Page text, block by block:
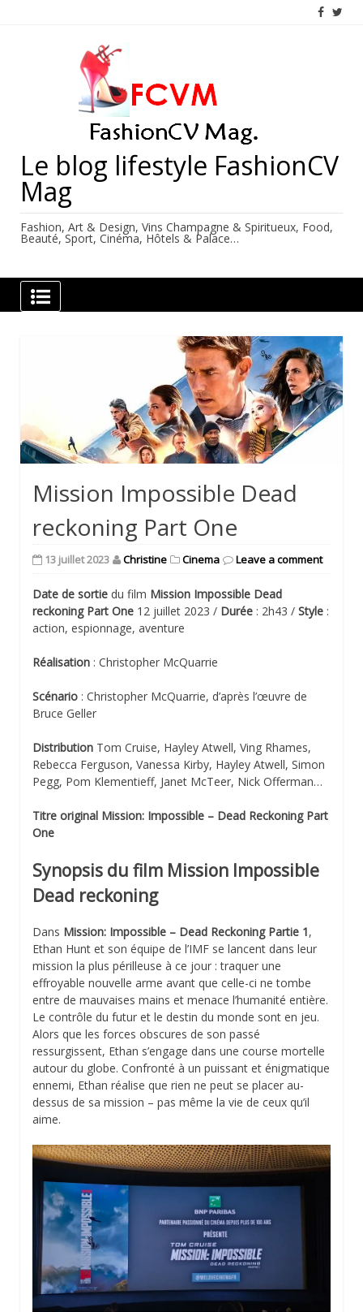
Le blog lifestyle FashionCV
Mag
Fashion, Art & Design, Vins Champagne & Spiritueux, Food,
Beauté, Sport, Cinéma, Hôtels & Palace…
Mission Impossible Dead
reckoning Part One
13 juillet 2023 Christine Cinema Leave a comment
Date de sortie du film Mission Impossible Dead
reckoning Part One 12 juillet 2023 / Durée : 2h43 / Style :
action, espionnage, aventure
Réalisation : Christopher McQuarrie
Scénario : Christopher McQuarrie, d’après l’œuvre de
Bruce Geller
Distribution Tom Cruise, Hayley Atwell, Ving Rhames,
Rebecca Ferguson, Vanessa Kirby, Hayley Atwell, Simon
Pegg, Pom Klementieff, Janet McTeer, Nick Offerman…
Titre original Mission: Impossible – Dead Reckoning Part
One
Synopsis du film Mission Impossible
Dead reckoning
Dans Mission: Impossible – Dead Reckoning Partie 1,
Ethan Hunt et son équipe de l’IMF se lancent dans leur
mission la plus périlleuse à ce jour : traquer une
effroyable nouvelle arme avant que celle-ci ne tombe
entre de mauvaises mains et menace l’humanité entière.
Le contrôle du futur et le destin du monde sont en jeu.
Alors que les forces obscures de son passé
ressurgissent, Ethan s’engage dans une course mortelle
autour du globe. Confronté à un puissant et énigmatique
ennemi, Ethan réalise que rien ne peut se placer au-
dessus de sa mission – pas même la vie de ceux qu’il
aime.